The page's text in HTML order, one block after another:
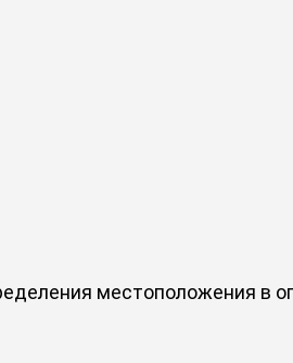
местоположения в